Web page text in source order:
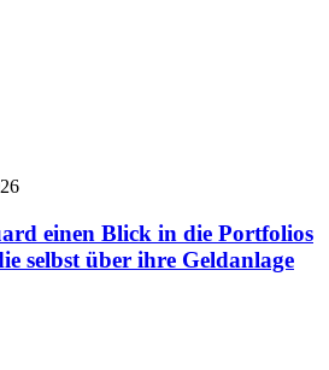
einen Blick in die Portfolios
selbst über ihre Geldanlage